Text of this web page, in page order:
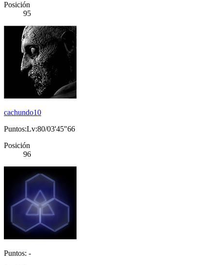
Posición
95
cachundo10
Puntos:Lv:80/03'45"66
Posición
96
Puntos: -